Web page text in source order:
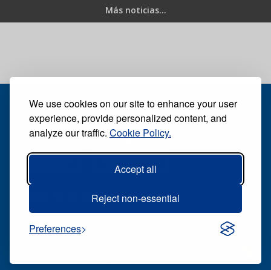
We use cookies on our site to enhance your user
experience, provide personalized content, and
analyze our traffic. Cookie Policy.
Accept all
Reject non-essential
Preferences
Más noticias...
Recibe nuestro periódico digital semanal gratuito
Suscribirse
TODOS LOS DERECHOS RESERVADOS ®CARIBBEAN
NEWS DIGITAL.